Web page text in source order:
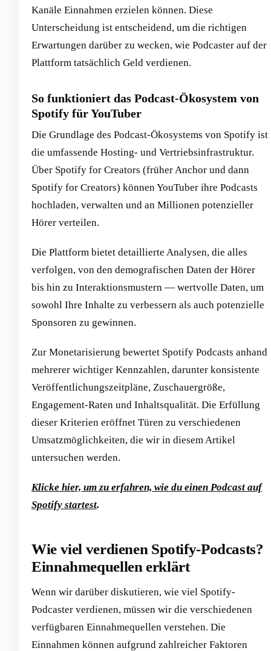
Kanäle Einnahmen erzielen können. Diese
Unterscheidung ist entscheidend, um die richtigen
Erwartungen darüber zu wecken, wie Podcaster auf der
Plattform tatsächlich Geld verdienen.
So funktioniert das Podcast-Ökosystem von
Spotify für YouTuber
Die Grundlage des Podcast-Ökosystems von Spotify ist
die umfassende Hosting- und Vertriebsinfrastruktur.
Über Spotify for Creators (früher Anchor und dann
Spotify for Creators) können YouTuber ihre Podcasts
hochladen, verwalten und an Millionen potenzieller
Hörer verteilen.
Die Plattform bietet detaillierte Analysen, die alles
verfolgen, von den demografischen Daten der Hörer
bis hin zu Interaktionsmustern — wertvolle Daten, um
sowohl Ihre Inhalte zu verbessern als auch potenzielle
Sponsoren zu gewinnen.
Zur Monetarisierung bewertet Spotify Podcasts anhand
mehrerer wichtiger Kennzahlen, darunter konsistente
Veröffentlichungszeitpläne, Zuschauergröße,
Engagement-Raten und Inhaltsqualität. Die Erfüllung
dieser Kriterien eröffnet Türen zu verschiedenen
Umsatzmöglichkeiten, die wir in diesem Artikel
untersuchen werden.
Klicke hier, um zu erfahren, wie du einen Podcast auf
Spotify startest.
Wie viel verdienen Spotify-Podcasts?
Einnahmequellen erklärt
Wenn wir darüber diskutieren, wie viel Spotify-
Podcaster verdienen, müssen wir die verschiedenen
verfügbaren Einnahmequellen verstehen. Die
Einnahmen können aufgrund zahlreicher Faktoren